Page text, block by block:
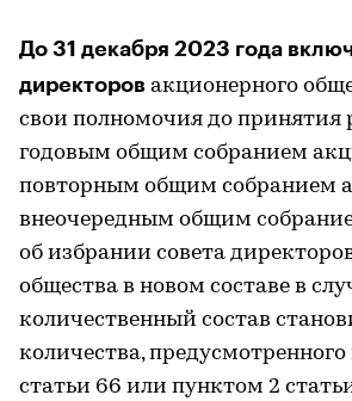
До 31 декабря 2023 года
директоров акционерного
свои полномочия до принятия
годовым общим собранием
повторным общим собранием
внеочередным общим
об избрании совета
общества в новом составе в
количественный состав
количества,
статьи 66 или пунктом 2